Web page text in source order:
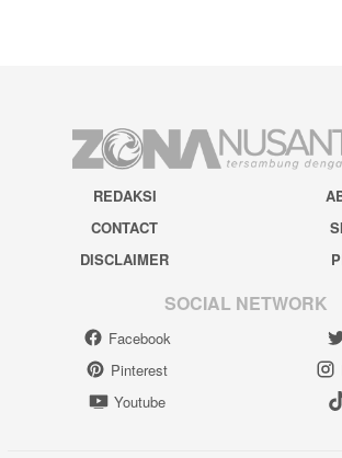
REDAKSI
CONTACT
DISCLAIMER
SOCIAL NETWORK
Facebook
Pinterest
Youtube